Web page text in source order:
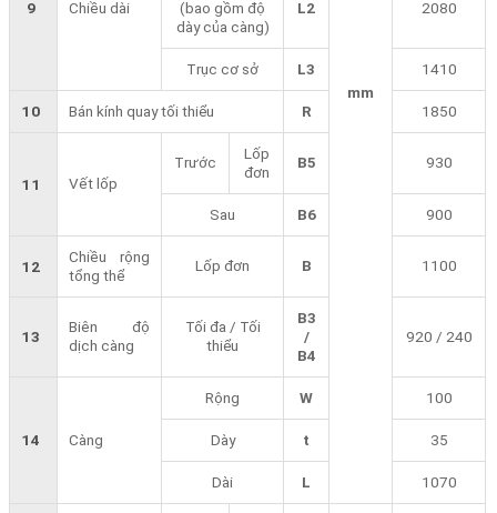
mm
9 Chiều dài
(bao gồm độ
dày của càng)
L2 2080
Trục cơ sở L3 1410
10 Bán kính quay tối thiểu R 1850
11 Vết lốp
Trước
Lốp
đơn
B5 930
Sau B6 900
12
Chiều rộng
tổng thể
Lốp đơn B 1100
13
Biên độ
dịch càng
Tối đa / Tối
thiểu
B3
/
B4
920 / 240
14 Càng
Rộng W 100
Dày t 35
Dài L 1070